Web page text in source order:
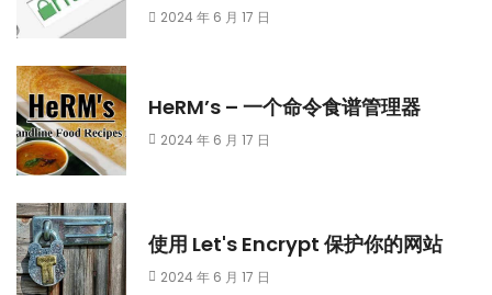
2024 年 6 月 17 日
HeRM’s – 一个命令食谱管理器
2024 年 6 月 17 日
使用 Let's Encrypt 保护你的网站
2024 年 6 月 17 日